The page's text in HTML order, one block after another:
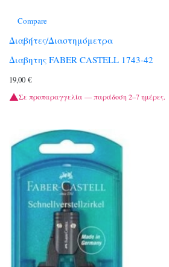
Compare
Διαβήτες/Διαστημόμετρα
Διαβητης FABER CASTELL 1743-42
19,00 €
Σε προπαραγγελία — παράδοση 2–7 ημέρες.